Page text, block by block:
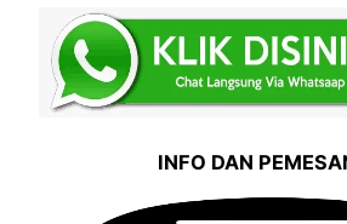
INFO DAN